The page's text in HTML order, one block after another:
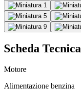
Scheda Tecnica
Motore
Alimentazione benzina